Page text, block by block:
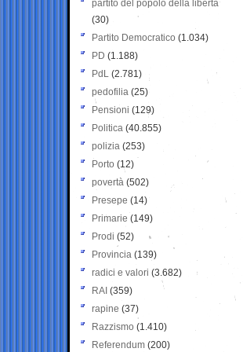
partito del popolo della libertà
(30)
Partito Democratico (1.034)
PD (1.188)
PdL (2.781)
pedofilia (25)
Pensioni (129)
Politica (40.855)
polizia (253)
Porto (12)
povertà (502)
Presepe (14)
Primarie (149)
Prodi (52)
Provincia (139)
radici e valori (3.682)
RAI (359)
rapine (37)
Razzismo (1.410)
Referendum (200)